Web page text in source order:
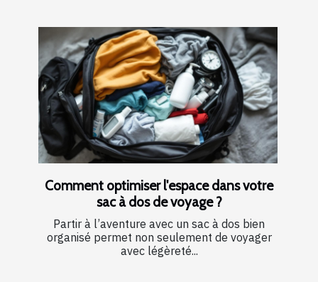
Comment optimiser l'espace dans votre
sac à dos de voyage ?
Partir à l’aventure avec un sac à dos bien
organisé permet non seulement de voyager
avec légèreté...